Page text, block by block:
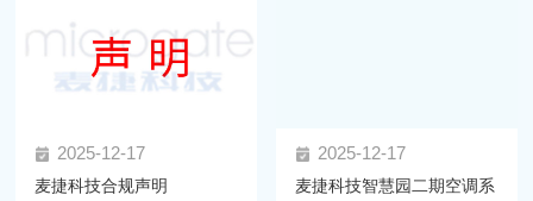
2025-12-17
麦捷科技合规声明
2025-12-17
麦捷科技智慧园二期空调系